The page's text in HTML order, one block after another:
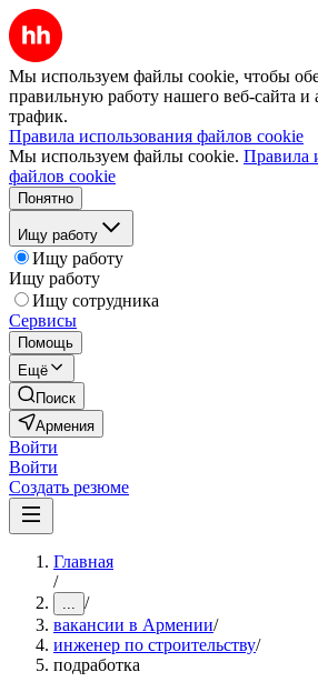
Мы используем файлы cookie, чтобы
правильную работу нашего веб-сайта и
трафик.
Правила использования файлов cookie
Мы используем файлы cookie. Правила
файлов cookie
Понятно
Ищу работу
Ищу работу
Ищу работу
Ищу сотрудника
Сервисы
Помощь
Ещё
Поиск
Армения
Войти
Войти
Создать резюме
Главная
/
... /
вакансии в Армении/
инженер по строительству/
подработка